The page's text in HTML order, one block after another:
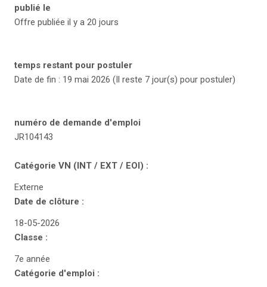
publié le
Offre publiée il y a 20 jours
temps restant pour postuler
Date de fin : 19 mai 2026 (Il reste 7 jour(s) pour postuler)
numéro de demande d'emploi
JR104143
Catégorie VN (INT / EXT / EOI) :
Externe
Date de clôture :
18-05-2026
Classe :
7e année
Catégorie d'emploi :